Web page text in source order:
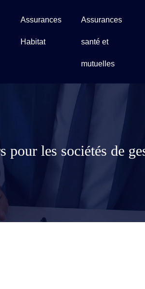
Assurances
Habitat
Assurances
santé et
mutuelles
pour les sociétés de